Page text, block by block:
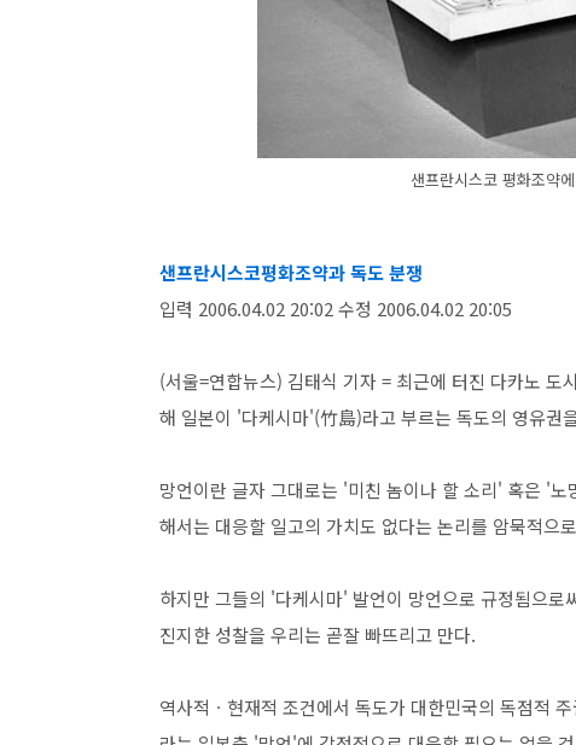
샌프란시스코 평화조약
샌프란시스코평화조약과 독도 분쟁
입력 2006.04.02 20:02 수정 2006.04.02 20:05
(서울=연합뉴스) 김태식 기자 = 최근에 터진 다카노
해 일본이 '다케시마'(竹島)라고 부르는 독도의 영유권
망언이란 글자 그대로는 '미친 놈이나 할 소리' 혹은 '
해서는 대응할 일고의 가치도 없다는 논리를 암묵적으
하지만 그들의 '다케시마' 발언이 망언으로 규정됨으
진지한 성찰을 우리는 곧잘 빠뜨리고 만다.
역사적ㆍ현재적 조건에서 독도가 대한민국의 독점적